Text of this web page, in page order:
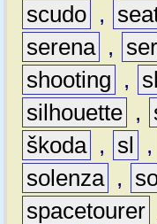
scudo ,
serena ,
shooting
,
silhouette ,
škoda , sl ,
solenza ,
spacetourer